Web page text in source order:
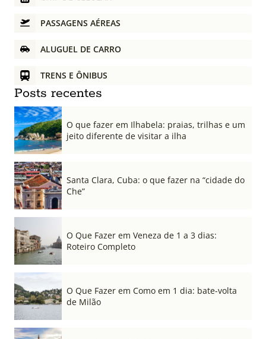
PASSAGENS AÉREAS
ALUGUEL DE CARRO
TRENS E ÔNIBUS
Posts recentes
O que fazer em Ilhabela: praias, trilhas e um
jeito diferente de visitar a ilha
Santa Clara, Cuba: o que fazer na “cidade do
Che”
O Que Fazer em Veneza de 1 a 3 dias:
Roteiro Completo
O Que Fazer em Como em 1 dia: bate-volta
de Milão